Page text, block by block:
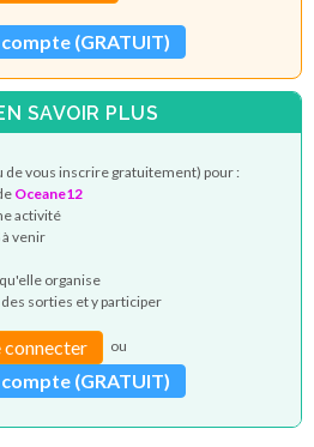
(GRATUIT)
SAVOIR PLUS
vous inscrire gratuitement) pour :
Oceane12
activité
à venir
organise
sorties et y participer
connecter ou
(GRATUIT)